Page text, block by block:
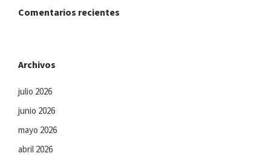
Comentarios recientes
Archivos
julio 2026
junio 2026
mayo 2026
abril 2026